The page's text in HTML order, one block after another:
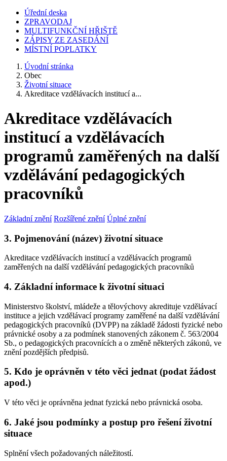
Úřední deska
ZPRAVODAJ
MULTIFUNKČNÍ HŘIŠTĚ
ZÁPISY ZE ZASEDÁNÍ
MÍSTNÍ POPLATKY
Úvodní stránka
Obec
Životní situace
Akreditace vzdělávacích institucí a...
Akreditace vzdělávacích
institucí a vzdělávacích
programů zaměřených na další
vzdělávání pedagogických
pracovníků
Základní znění Rozšířené znění Úplné znění
3. Pojmenování (název) životní situace
Akreditace vzdělávacích institucí a vzdělávacích programů
zaměřených na další vzdělávání pedagogických pracovníků
4. Základní informace k životní situaci
Ministerstvo školství, mládeže a tělovýchovy akredituje vzdělávací
instituce a jejich vzdělávací programy zaměřené na další vzdělávání
pedagogických pracovníků (DVPP) na základě žádosti fyzické nebo
právnické osoby a za podmínek stanovených zákonem č. 563/2004
Sb., o pedagogických pracovnících a o změně některých zákonů, ve
znění pozdějších předpisů.
5. Kdo je oprávněn v této věci jednat (podat žádost
apod.)
V této věci je oprávněna jednat fyzická nebo právnická osoba.
6. Jaké jsou podmínky a postup pro řešení životní
situace
Splnění všech požadovaných náležitostí.